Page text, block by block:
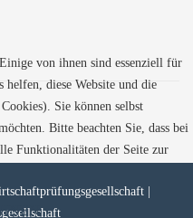
|
von ihnen sind essenziell für
helfen, diese Website und die
Sie können selbst
Bitte beachten Sie, dass bei
Funktionalitäten der Seite zur